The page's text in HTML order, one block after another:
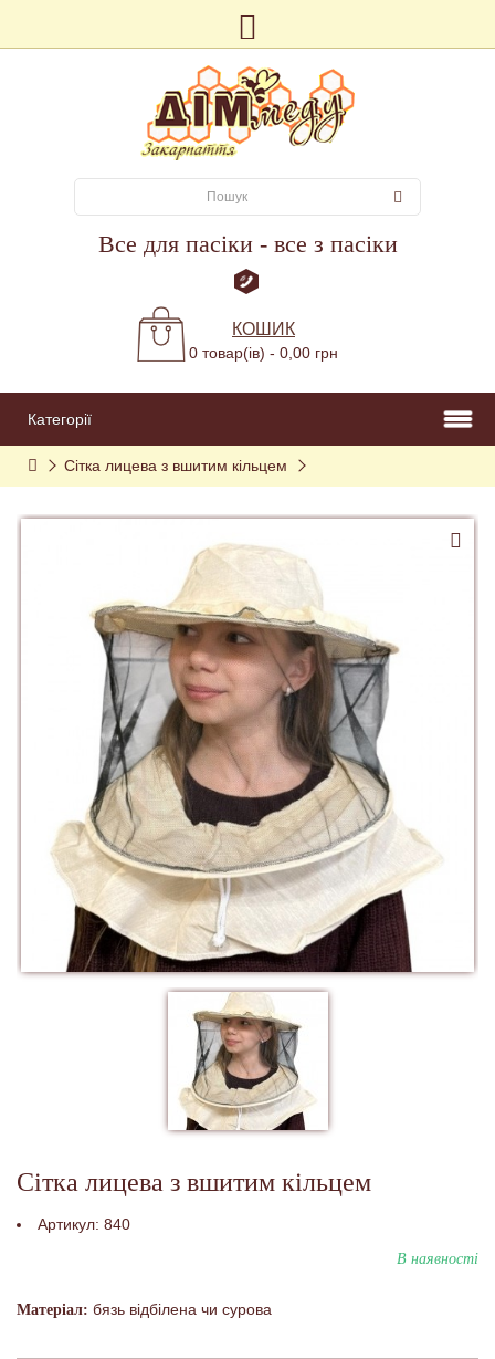
Все для пасіки - все з пасіки
КОШИК
0 товар(ів) - 0,00 грн
Категорії
Сітка лицева з вшитим кільцем
Сітка лицева з вшитим кільцем
Артикул: 840
В наявності
Матеріал: бязь відбілена чи сурова